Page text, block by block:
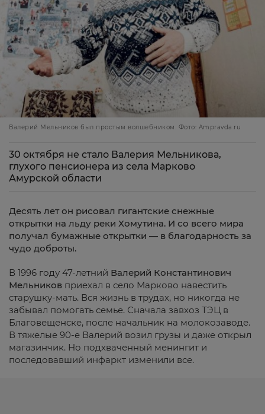
Валерий Мельников был простым волшебником. Фото: Ampravda.ru
30 октября не стало Валерия Мельникова,
глухого пенсионера из села Марково
Амурской области
Десять лет он рисовал гигантские снежные
открытки на льду реки Хомутина. И со всего мира
получал бумажные открытки — в благодарность за
чудо доброты.
В 1996 году 47-летний Валерий Константинович
Мельников приехал в село Марково навестить
старушку-мать. Вся жизнь в трудах, но никогда не
забывал помогать семье. Сначала завхоз ТЭЦ в
Благовещенске, после начальник на молокозаводе.
В тяжелые 90-е Валерий возил грузы и даже открыл
магазинчик. Но подхваченный менингит и
последовавший инфаркт изменили все.